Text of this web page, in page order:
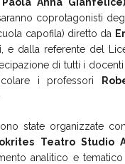
coprotagonisti
capofila) diretto da
, e dalla referente del
di tutti i
i professori
state organizzate
Teatro Studio
analitico e